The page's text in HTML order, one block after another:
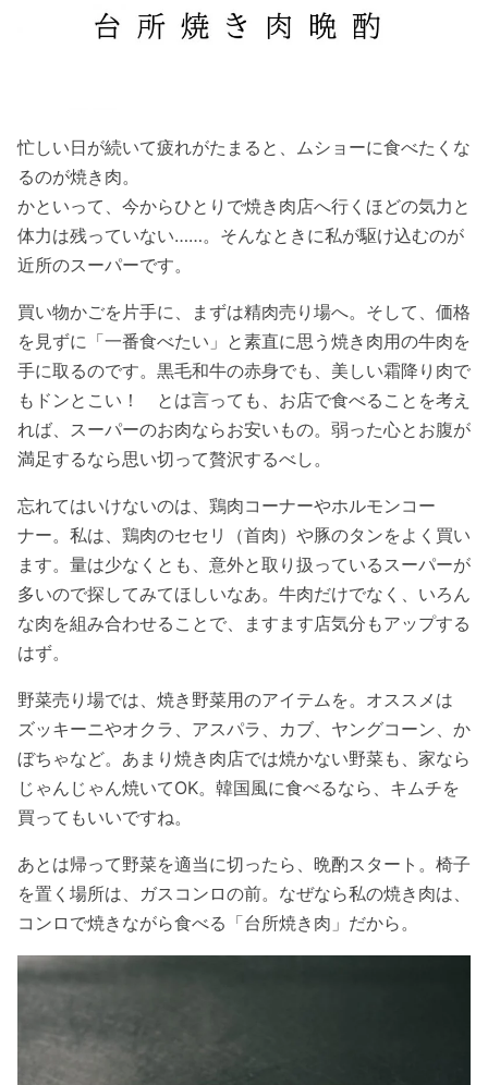
忙しい日が続いて疲れがたまると、ムショーに食べたくな
るのが焼き肉。
かといって、今からひとりで焼き肉店へ行くほどの気力と
体力は残っていない……。そんなときに私が駆け込むのが
近所のスーパーです。
買い物かごを片手に、まずは精肉売り場へ。そして、価格
を見ずに「一番食べたい」と素直に思う焼き肉用の牛肉を
手に取るのです。黒毛和牛の赤身でも、美しい霜降り肉で
もドンとこい！ とは言っても、お店で食べることを考え
れば、スーパーのお肉ならお安いもの。弱った心とお腹が
満足するなら思い切って贅沢するべし。
忘れてはいけないのは、鶏肉コーナーやホルモンコー
ナー。私は、鶏肉のセセリ（首肉）や豚のタンをよく買い
ます。量は少なくとも、意外と取り扱っているスーパーが
多いので探してみてほしいなあ。牛肉だけでなく、いろん
な肉を組み合わせることで、ますます店気分もアップする
はず。
野菜売り場では、焼き野菜用のアイテムを。オススメは
ズッキーニやオクラ、アスパラ、カブ、ヤングコーン、か
ぼちゃなど。あまり焼き肉店では焼かない野菜も、家なら
じゃんじゃん焼いてOK。韓国風に食べるなら、キムチを
買ってもいいですね。
あとは帰って野菜を適当に切ったら、晩酌スタート。椅子
を置く場所は、ガスコンロの前。なぜなら私の焼き肉は、
コンロで焼きながら食べる「台所焼き肉」だから。